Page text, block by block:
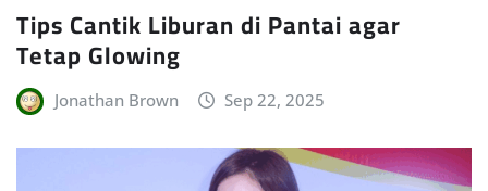
Tips Cantik Liburan di Pantai agar
Tetap Glowing
Jonathan Brown Sep 22, 2025